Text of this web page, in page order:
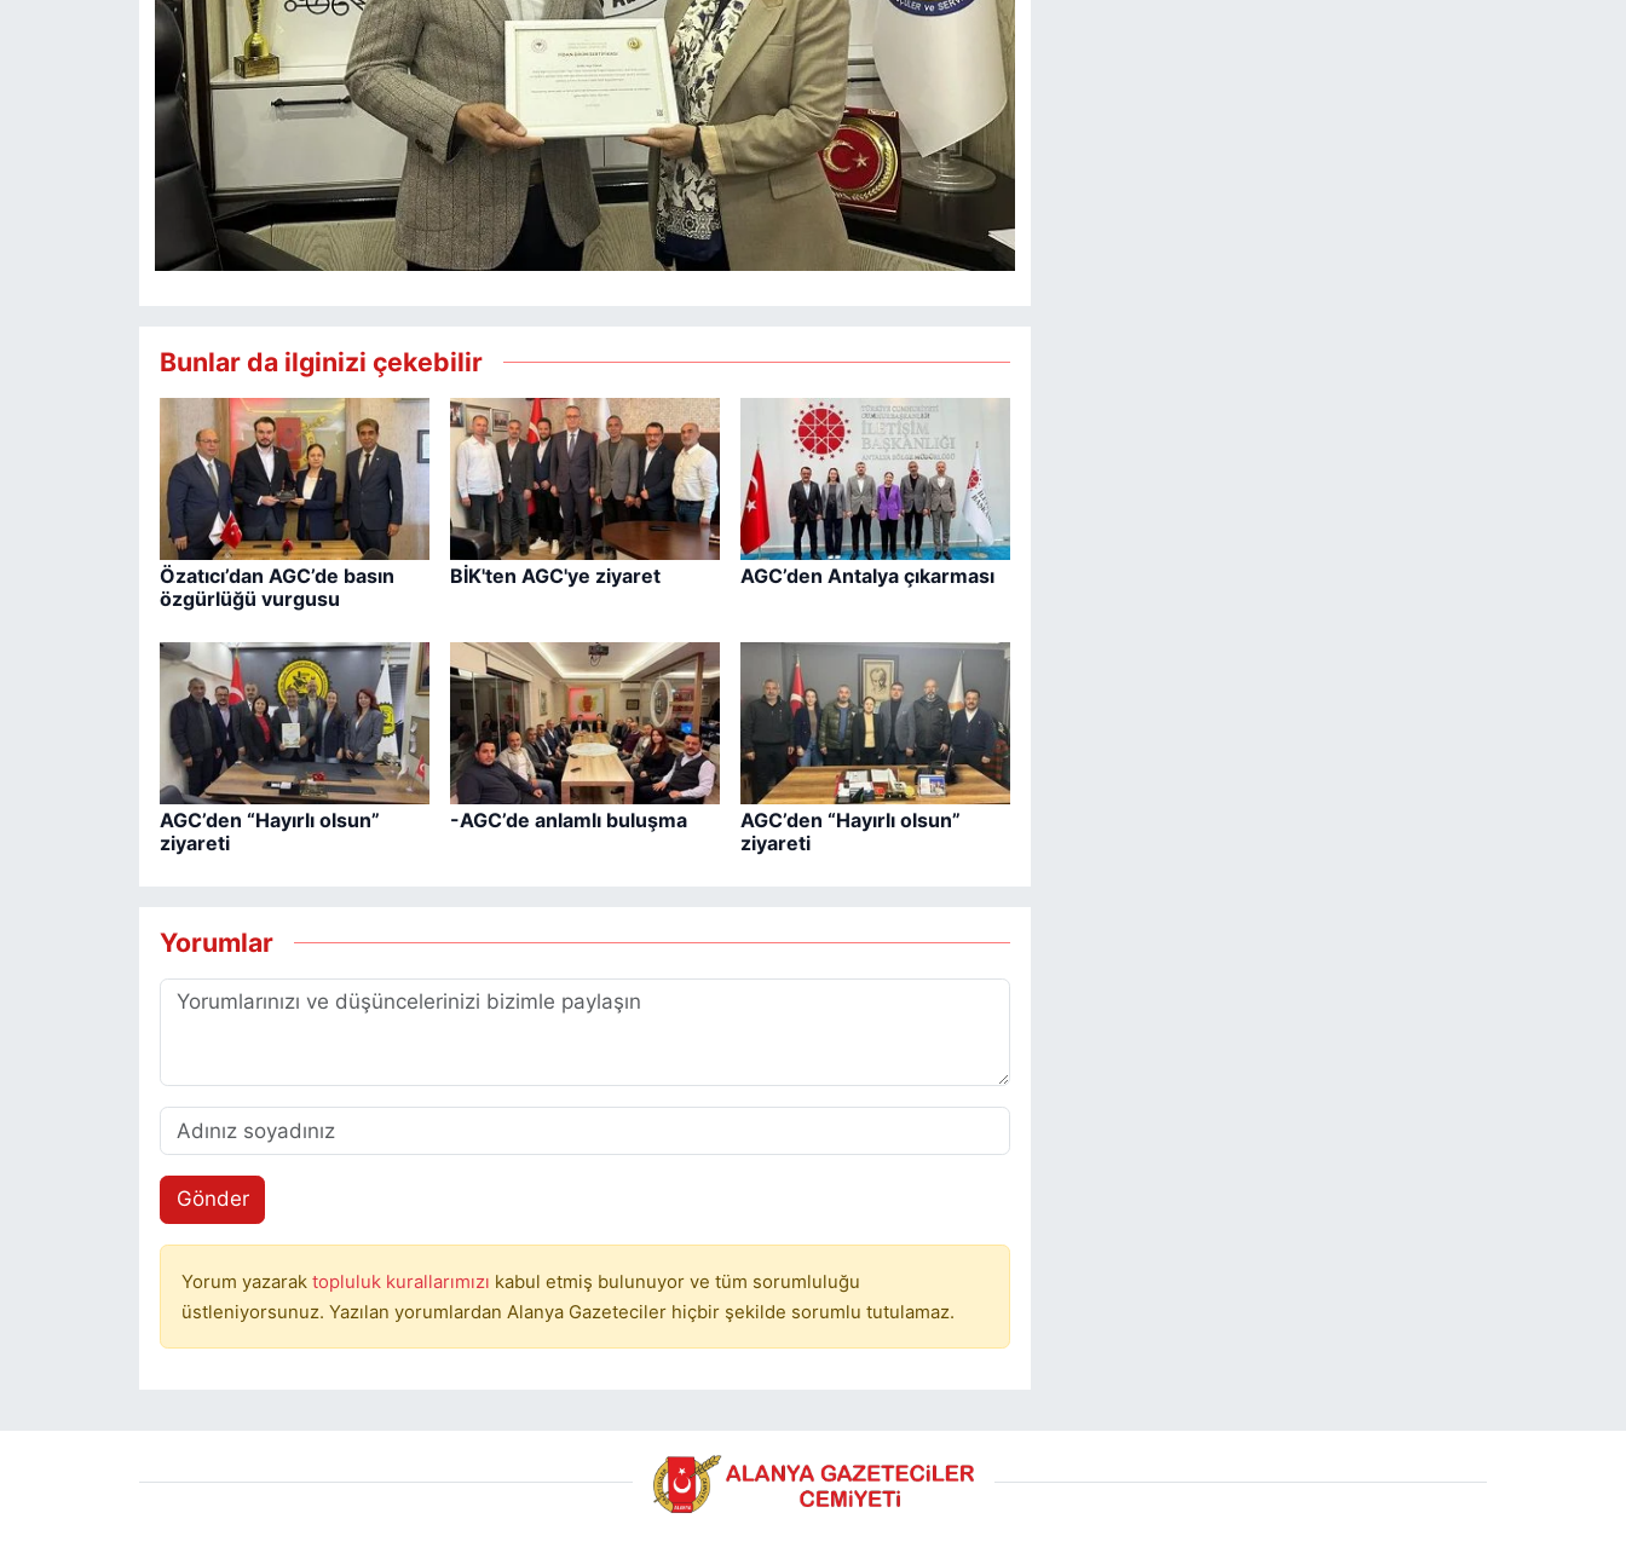
Bunlar da ilginizi çekebilir
Özatıcı’dan AGC’de basın
özgürlüğü vurgusu
BİK'ten AGC'ye ziyaret AGC’den Antalya çıkarması
AGC’den “Hayırlı olsun”
ziyareti
-AGC’de anlamlı buluşma
AGC’den “Hayırlı olsun”
ziyareti
Yorumlar
Gönder
Yorum yazarak topluluk kurallarımızı kabul etmiş bulunuyor ve tüm sorumluluğu
üstleniyorsunuz. Yazılan yorumlardan Alanya Gazeteciler hiçbir şekilde sorumlu tutulamaz.